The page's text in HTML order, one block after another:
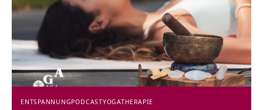
ENTSPANNUNGPODCASTYOGATHERAPIE